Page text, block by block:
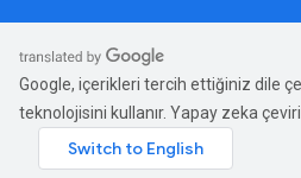
Google, içerikleri tercih ettiğiniz dile
teknolojisini kullanır. Yapay zeka